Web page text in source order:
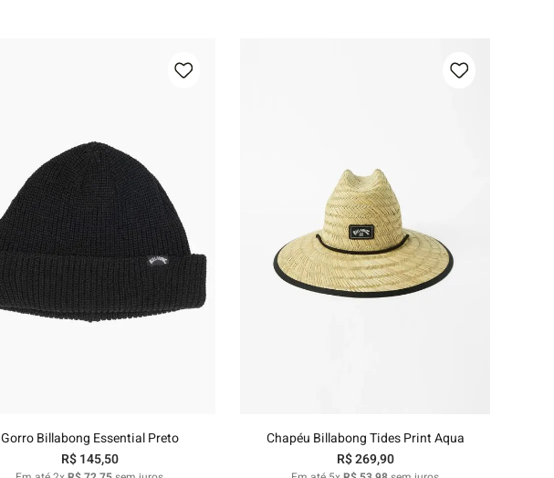
Gorro Billabong Essential Preto
R$145,50
Chapéu Billabong Tides Print Aqua
R$269,90